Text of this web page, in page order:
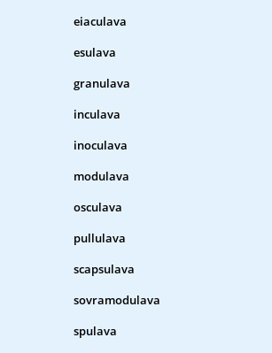
eiaculava
esulava
granulava
inculava
inoculava
modulava
osculava
pullulava
scapsulava
sovramodulava
spulava